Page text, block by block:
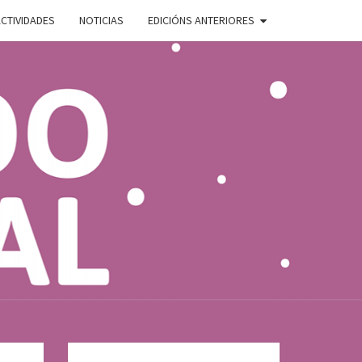
NOTICIAS EDICIÓNS ANTERIORES